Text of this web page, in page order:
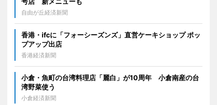
自由が丘経済新聞
香港・ifcに「フォーシーズンズ」直営ケーキショップ ポッ
プアップ出店
香港経済新聞
小倉・魚町の台湾料理店「麗白」が10周年 小倉南産の台
湾野菜使う
小倉経済新聞